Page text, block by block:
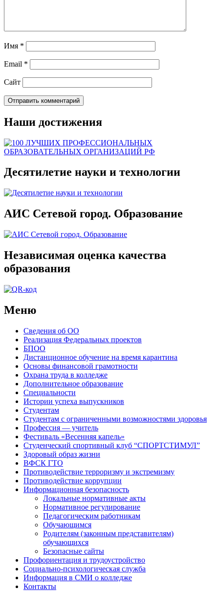
Имя *
Email *
Сайт
Наши достижения
Десятилетие науки и технологии
АИС Сетевой город. Образование
Независимая оценка качества
образования
Меню
Сведения об ОО
Реализация Федеральных проектов
БПОО
Дистанционное обучение на время карантина
Основы финансовой грамотности
Охрана труда в колледже
Дополнительное образование
Специальности
Истории успеха выпускников
Студентам
Студентам с ограниченными возможностями здоровья
Профессия — учитель
Фестиваль «Весенняя капель»
Студенческий спортивный клуб “СПОРТСТИМУЛ”
Здоровый образ жизни
ВФСК ГТО
Противодействие терроризму и экстремизму
Противодействие коррупции
Информационная безопасность
Локальные нормативные акты
Нормативное регулирование
Педагогическим работникам
Обучающимся
Родителям (законным представителям)
обучающихся
Безопасные сайты
Профориентация и трудоустройство
Социально-психологическая служба
Информация в СМИ о колледже
Контакты